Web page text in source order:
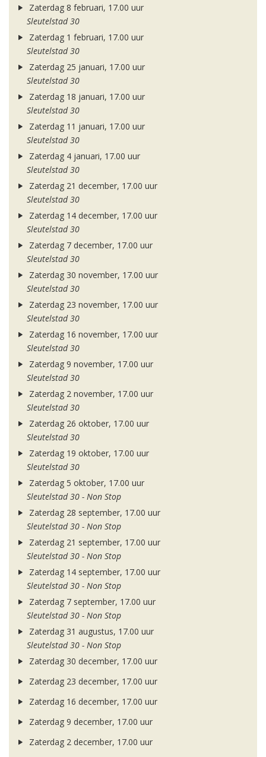
Zaterdag 8 februari, 17.00 uur
Sleutelstad 30
Zaterdag 1 februari, 17.00 uur
Sleutelstad 30
Zaterdag 25 januari, 17.00 uur
Sleutelstad 30
Zaterdag 18 januari, 17.00 uur
Sleutelstad 30
Zaterdag 11 januari, 17.00 uur
Sleutelstad 30
Zaterdag 4 januari, 17.00 uur
Sleutelstad 30
Zaterdag 21 december, 17.00 uur
Sleutelstad 30
Zaterdag 14 december, 17.00 uur
Sleutelstad 30
Zaterdag 7 december, 17.00 uur
Sleutelstad 30
Zaterdag 30 november, 17.00 uur
Sleutelstad 30
Zaterdag 23 november, 17.00 uur
Sleutelstad 30
Zaterdag 16 november, 17.00 uur
Sleutelstad 30
Zaterdag 9 november, 17.00 uur
Sleutelstad 30
Zaterdag 2 november, 17.00 uur
Sleutelstad 30
Zaterdag 26 oktober, 17.00 uur
Sleutelstad 30
Zaterdag 19 oktober, 17.00 uur
Sleutelstad 30
Zaterdag 5 oktober, 17.00 uur
Sleutelstad 30 - Non Stop
Zaterdag 28 september, 17.00 uur
Sleutelstad 30 - Non Stop
Zaterdag 21 september, 17.00 uur
Sleutelstad 30 - Non Stop
Zaterdag 14 september, 17.00 uur
Sleutelstad 30 - Non Stop
Zaterdag 7 september, 17.00 uur
Sleutelstad 30 - Non Stop
Zaterdag 31 augustus, 17.00 uur
Sleutelstad 30 - Non Stop
Zaterdag 30 december, 17.00 uur
Zaterdag 23 december, 17.00 uur
Zaterdag 16 december, 17.00 uur
Zaterdag 9 december, 17.00 uur
Zaterdag 2 december, 17.00 uur